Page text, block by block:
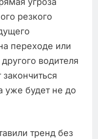
резкого
переходе или
водителя
уже будет не до
тренд без